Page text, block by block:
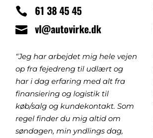
61 38 45 45
vl@autovirke.dk
“Jeg har arbejdet mig hele vejen
op fra fejedreng til udlært og
har i dag erfaring med alt fra
finansiering og logistik til
køb/salg og kundekontakt. Som
regel finder du mig altid om
søndagen, min yndlings dag,